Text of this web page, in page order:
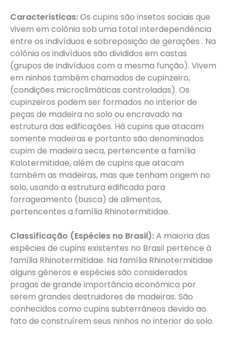
Caracteristicas:Os cupins são insetos sociais que
vivem em colônia sob uma total interdependência
entre os indivíduos e sobreposição de gerações . Na
colônia os indivíduos são divididos em castas
(grupos de indivíduos com a mesma função). Vivem
em ninhos também chamados de cupinzeiro,
(condições microclimáticas controladas). Os
cupinzeiros podem ser formados no interior de
peças de madeira no solo ou encravado na
estrutura das edificações. Há cupins que atacam
somente madeiras e portanto são denominados
cupim de madeira seca, pertencente a família
Kalotermitidae, além de cupins que atacam
também as madeiras, mas que tenham origem no
solo, usando a estrutura edificada para
forrageamento (busca) de alimentos,
pertencentes a família Rhinotermitidae.
Classificação (Espécies no Brasil):A maioria das
espécies de cupins existentes no Brasil pertence à
família Rhinotermitidae. Na família Rhinotermitidae
alguns gêneros e espécies são considerados
pragas de grande importância econômica por
serem grandes destruidores de madeiras. São
conhecidos como cupins subterrâneos devido ao
fato de construírem seus ninhos no interior do solo.